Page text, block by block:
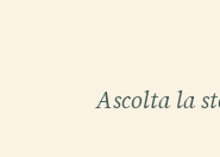
Ascolta la